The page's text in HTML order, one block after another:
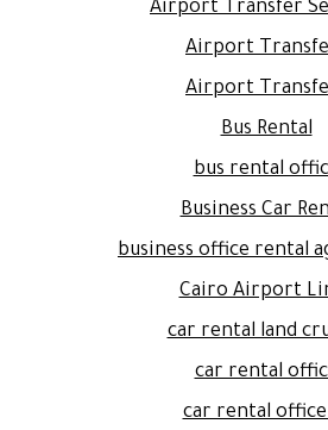
Airport Transfer
Airport
Airport
Bus Rental
bus rental
Business Car
business office rental
Cairo Airport
car rental land
car rental
car rental office